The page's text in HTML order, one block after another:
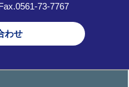
73-7767
わせ